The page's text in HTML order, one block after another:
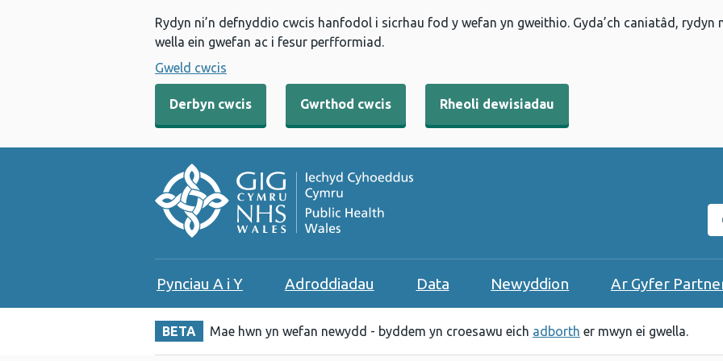
Rydyn ni’n defnyddio cwcis hanfodol i sicrhau fod y wefan yn gweithio. Gyda’ch caniatâd,
wella ein gwefan ac i fesur perfformiad.
Gweld cwcis
Derbyn cwcis Gwrthod cwcis Rheoli dewisiadau
Pynciau A i Y Adroddiadau Data Newyddion Ar Gyfer
BETA Mae hwn yn wefan newydd - byddem yn croesawu eich adborth er mwyn ei gwella.